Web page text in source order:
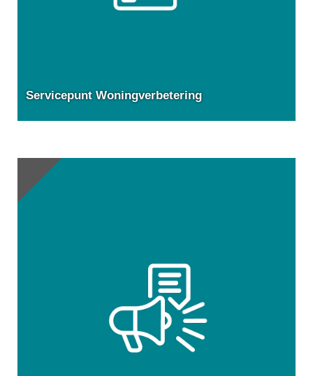
Servicepunt Woningverbetering